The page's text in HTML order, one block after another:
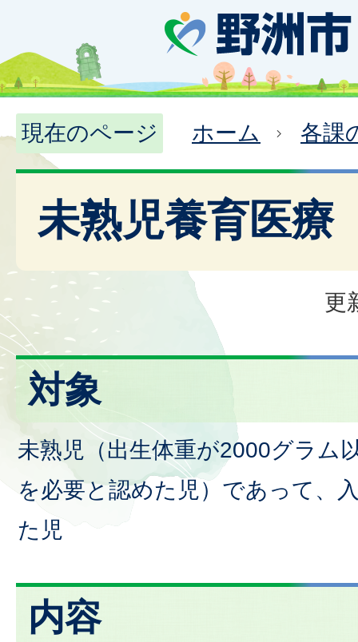
現在のページ ホーム 各課
未熟児養育医療
更
対象
未熟児（出生体重が2000グラム
を必要と認めた児）であって、
た児
内容